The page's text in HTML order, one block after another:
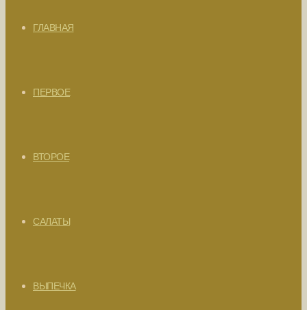
ГЛАВНАЯ
ПЕРВОЕ
ВТОРОЕ
САЛАТЫ
ВЫПЕЧКА